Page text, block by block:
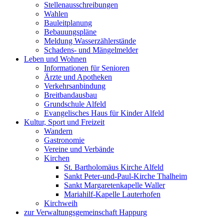
Stellenausschreibungen
Wahlen
Bauleitplanung
Bebauungspläne
Meldung Wasserzählerstände
Schadens- und Mängelmelder
Leben und Wohnen
Informationen für Senioren
Ärzte und Apotheken
Verkehrsanbindung
Breitbandausbau
Grundschule Alfeld
Evangelisches Haus für Kinder Alfeld
Kultur, Sport und Freizeit
Wandern
Gastronomie
Vereine und Verbände
Kirchen
St. Bartholomäus Kirche Alfeld
Sankt Peter-und-Paul-Kirche Thalheim
Sankt Margaretenkapelle Waller
Mariahilf-Kapelle Lauterhofen
Kirchweih
zur Verwaltungsgemeinschaft Happurg